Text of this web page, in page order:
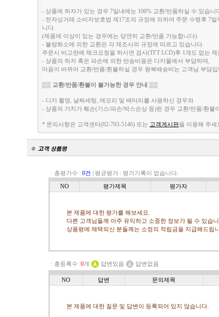
- 상품에 하자가 있는 경우 7일내에는 100% 교환/반품하실 수 있습니
- 전자상거래 소비자보호법 제17조의 규정에 의하여 주문 수령후 7
니다.
(제품에 이상이 있는 경우에는 당연히 교환/반품 가능합니다)
- 불량화소에 의한 교환은 각 제조사의 규정에 따르고 있습니다.
주문시 비고란에 체크요청을 하시면 검사(TFT LCD)후 1개도 없는
- 상품의 하자 혹은 파손에 의한 반송비용은 디카몰에서 부담하며,
마음이 바뀌어 교환/반품/환불하실 경우 왕복배송비는 고객님 부담
▒▒ 교환/반품/환불이 불가능한 경우 안내 ▒▒
- 디카 촬영, 날짜세팅, 메모리 및 배터리를 사용하신 경우와
- 상품의 가치가 훼손(기스/파손/박스손상 등)된 경우 교환/반품/환불
* 문의사항은 고객센터(02-793-5146) 또는 고객게시판을 이용해 주세
ㆍ총평가수 : 0건 평균평가 : 평가기록이 없습니다.
NO
평가제목 평가자
본 제품에 대한 평가를 해보세요.
다른 고객님들께 아주 유익하고 소중한 정보가 될 수 있습
상품평에 채택되신 분들께는 소정의 적립금을 지급해드립
ㆍ총등록수: 0개 답변있음 답변없음
NO 답변 문의제목
본 제품에 대한 질문 및 답변이 등록되어 있지 않습니다.